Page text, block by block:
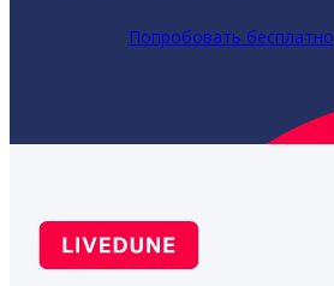
Попробовать бесплатно